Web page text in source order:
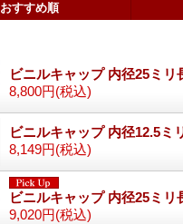
おすすめ順
ビニルキャップ 内径25ミ
8,800円(税込)
ビニルキャップ 内径12.5ミ
8,149円(税込)
ビニルキャップ 内径25ミ
9,020円(税込)